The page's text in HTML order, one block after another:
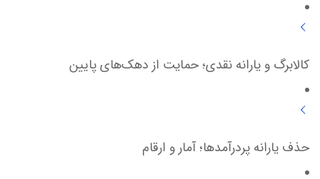
کالابرگ و یارانه نقدی؛ حمایت از دهک‌های پایین
حذف یارانه پردرآمدها؛ آمار و ارقام